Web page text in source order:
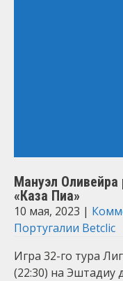
Мануэл Оливейра
«Каза Пиа»
10 мая, 2023 |
Португалии Betclic
Игра 32-го тура
(22:30) на Эштадиу